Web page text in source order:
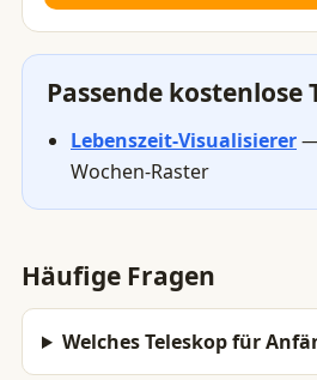
Passende kostenlose
Lebenszeit-Visualisierer
Wochen-Raster
Häufige Fragen
Welches Teleskop für